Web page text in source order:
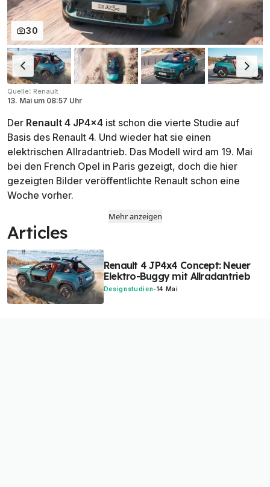
30
Quelle: Renault
13. Mai um 08:57 Uhr
Der Renault 4 JP4x4 ist schon die vierte Studie auf
Basis des Renault 4. Und wieder hat sie einen
elektrischen Allradantrieb. Das Modell wird am 19. Mai
bei den French Opel in Paris gezeigt, doch die hier
gezeigten Bilder veröffentlichte Renault schon eine
Woche vorher.
Mehr anzeigen
Articles
Renault 4 JP4x4 Concept: Neuer
Elektro-Buggy mit Allradantrieb
Designstudien-14 Mai